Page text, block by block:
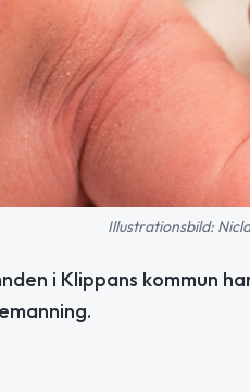
Illustrationsbild:
i Klippans kommun